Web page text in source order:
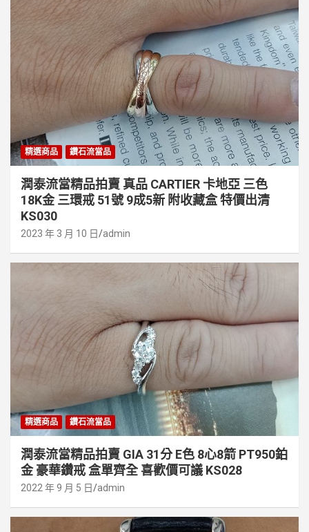
精選商品 鑽石流當品
潤泰流當精品拍賣 真品 CARTIER 卡地亞 三色
18K金 三環戒 51號 9成5新 附收藏盒 特價出清
KS030
2023 年 3 月 10 日 admin
精選商品 鑽石流當品
潤泰流當精品拍賣 GIA 31分 E色 8心8箭 PT950鉑
金 豪華鑽戒 盒單齊全 喜歡價可議 KS028
2022 年 9 月 5 日 admin